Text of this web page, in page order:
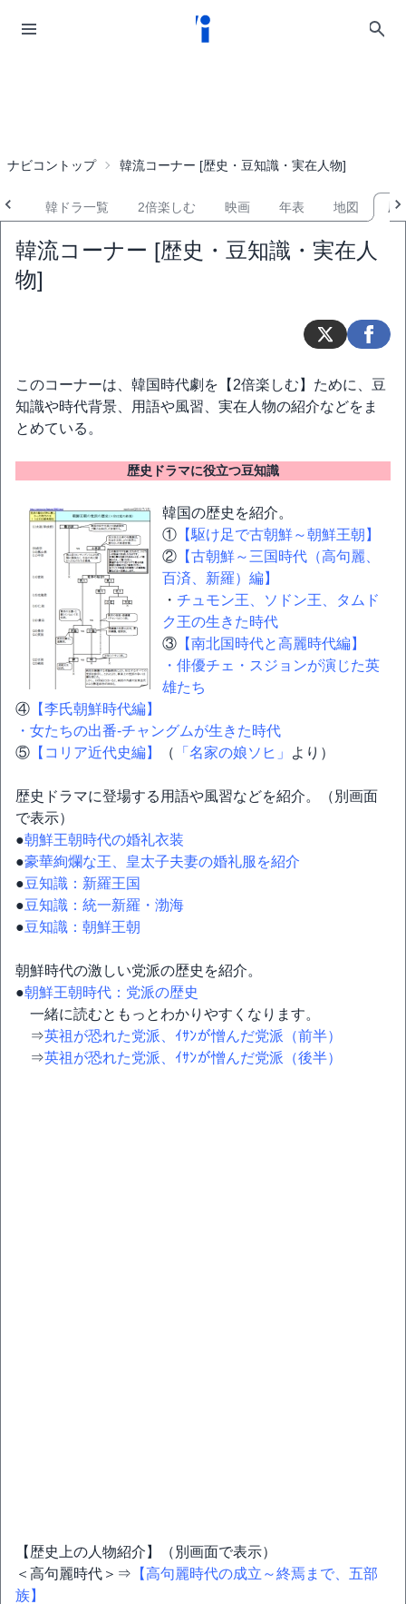
ナビコントップ 韓流コーナー [歴史・豆知識・実在人物]
韓ドラ一覧 2倍楽しむ 映画 年表 地図 歴
韓流コーナー [歴史・豆知識・実在人
物]
このコーナーは、韓国時代劇を【2倍楽しむ】ために、豆
知識や時代背景、用語や風習、実在人物の紹介などをま
とめている。
歴史ドラマに役立つ豆知識
韓国の歴史を紹介。
① 【駆け足で古朝鮮～朝鮮王朝】
② 【古朝鮮～三国時代（高句麗、
百済、新羅）編】
・ チュモン王、ソドン王、タムド
ク王の生きた時代
③ 【南北国時代と高麗時代編】
・俳優チェ・スジョンが演じた英
雄たち
④ 【李氏朝鮮時代編】
・女たちの出番-チャングムが生きた時代
⑤ 【コリア近代史編】 （ 「名家の娘ソヒ」 より）
歴史ドラマに登場する用語や風習などを紹介。（別画面
で表示）
●朝鮮王朝時代の婚礼衣装
●豪華絢爛な王、皇太子夫妻の婚礼服を紹介
●豆知識：新羅王国
●豆知識：統一新羅・渤海
●豆知識：朝鮮王朝
朝鮮時代の激しい党派の歴史を紹介。
●朝鮮王朝時代：党派の歴史
一緒に読むともっとわかりやすくなります。
⇒英祖が恐れた党派、ｲｻﾝが憎んだ党派（前半）
⇒英祖が恐れた党派、ｲｻﾝが憎んだ党派（後半）
【歴史上の人物紹介】（別画面で表示）
＜高句麗時代＞⇒ 【高句麗時代の成立～終焉まで、五部
族】